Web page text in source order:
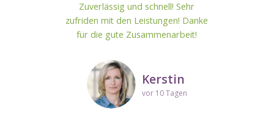
Zuverlässig und schnell! Sehr
zufriden mit den Leistungen! Danke
für die gute Zusammenarbeit!
Kerstin
vor 10 Tagen